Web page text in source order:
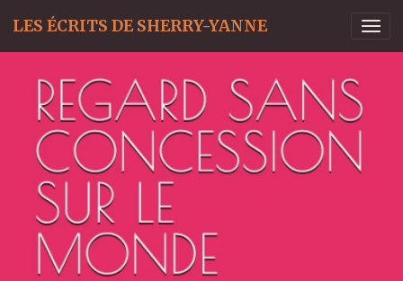
LES ÉCRITS DE SHERRY-YANNE